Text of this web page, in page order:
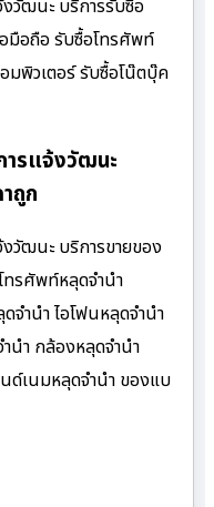
วัฒนะ บริการรับซื้อ
มือถือ รับซื้อโทรศัพท์
มพิวเตอร์ รับซื้อโน๊ตบุ๊ค
ารแจ้งวัฒนะ
ถูก
วัฒนะ บริการขายของ
ทรศัพท์หลุดจำนำ
จำนำ ไอโฟนหลุดจำนำ
นำ กล้องหลุดจำนำ
ด์เนมหลุดจำนำ ของแบ